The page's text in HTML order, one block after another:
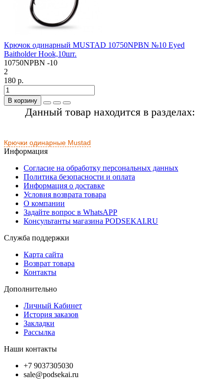
Крючок одинарный MUSTAD 10750NPBN №10 Eyed
Baitholder Hook,10шт.
10750NPBN -10
2
180 р.
В корзину
Данный товар находится в разделах:
Крючки одинарные Mustad
Информация
Согласие на обработку персональных данных
Политика безопасности и оплата
Информация о доставке
Условия возврата товара
О компании
Задайте вопрос в WhatsAPP
Консультанты магазина PODSEKAI.RU
Служба поддержки
Карта сайта
Возврат товара
Контакты
Дополнительно
Личный Кабинет
История заказов
Закладки
Рассылка
Наши контакты
+7 9037305030
sale@podsekai.ru